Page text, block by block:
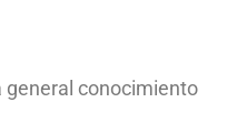
general conocimiento